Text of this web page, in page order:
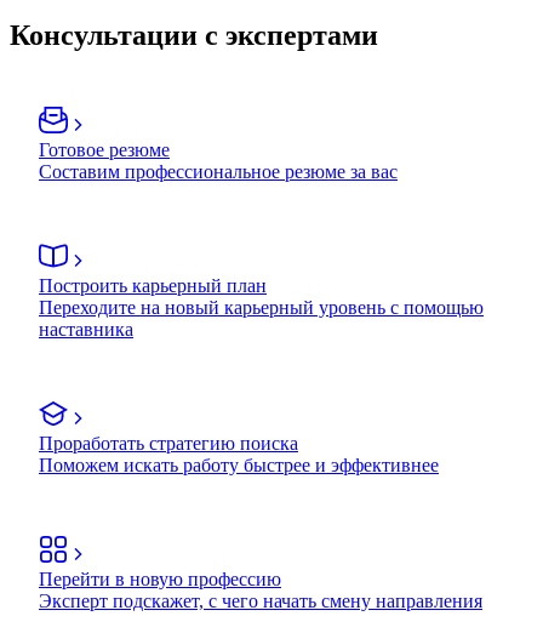
Консультации с экспертами
Готовое резюме
Составим профессиональное резюме за вас
Построить карьерный план
Переходите на новый карьерный уровень с помощью
наставника
Проработать стратегию поиска
Поможем искать работу быстрее и эффективнее
Перейти в новую профессию
Эксперт подскажет, с чего начать смену направления